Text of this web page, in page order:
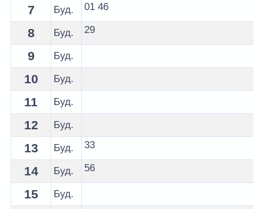
7 Буд. 01 46
8 Буд. 29
9 Буд.
10 Буд.
11 Буд.
12 Буд.
13 Буд. 33
14 Буд. 56
15 Буд.